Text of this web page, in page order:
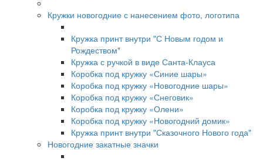
Кружки новогодние с нанесением фото, логотипа
Кружка принт внутри "С Новым годом и
Рождеством"
Кружка с ручкой в виде Санта-Клауса
Коробка под кружку «Синие шары»
Коробка под кружку «Новогодние шары»
Коробка под кружку «Снеговик»
Коробка под кружку «Олени»
Коробка под кружку «Новогодний домик»
Кружка принт внутри "Сказочного Нового года"
Новогодние закатные значки